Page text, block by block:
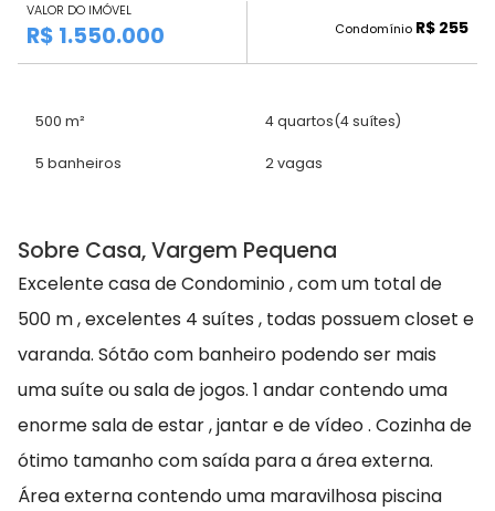
VALOR DO IMÓVEL
R$ 1.550.000 Condomínio R$ 255
500 m² 4 quartos(4 suítes)
5 banheiros 2 vagas
Sobre Casa, Vargem Pequena
Excelente casa de Condominio , com um total de
500 m , excelentes 4 suítes , todas possuem closet e
varanda. Sótão com banheiro podendo ser mais
uma suíte ou sala de jogos. 1 andar contendo uma
enorme sala de estar , jantar e de vídeo . Cozinha de
ótimo tamanho com saída para a área externa.
Área externa contendo uma maravilhosa piscina